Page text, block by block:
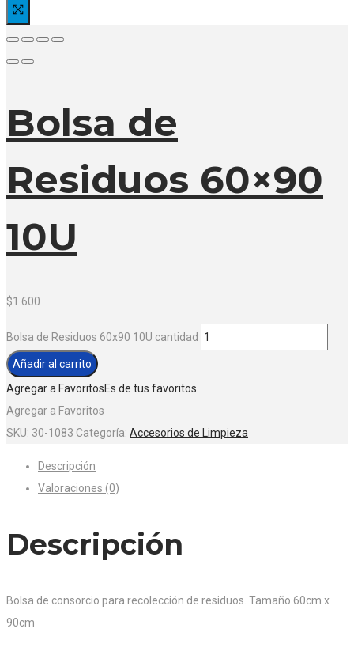
Bolsa de
Residuos 60×90
10U
$1.600
Bolsa de Residuos 60x90 10U cantidad
Añadir al carrito
Agregar a FavoritosEs de tus favoritos
Agregar a Favoritos
SKU: 30-1083 Categoría: Accesorios de Limpieza
Descripción
Valoraciones (0)
Descripción
Bolsa de consorcio para recolección de residuos. Tamaño 60cm x
90cm